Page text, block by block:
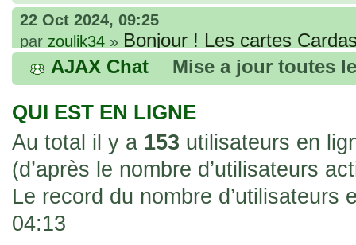
22 Oct 2024, 09:25
par zoulik34 » Bonjour ! Les cartes
que vous avez commandées, sont
fines et souples. Cela fait partie de
les rend faciles à manipuler et à
sur l'authenticité ou la qualité de votre
avec d'autres cartes de la même série
collectionneurs. Mais en règle
fait normal pour ce type de carte.
26 Déc 2023, 13:46
AJAX Chat Mise a jour toutes
QUI EST EN LIGNE
Au total il y a 153 utilisateurs en
(d’après le nombre d’utilisateurs
Le record du nombre d’utilisateurs
04:13